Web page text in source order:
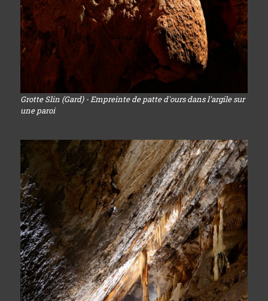
Grotte Slin (Gard) - Empreinte de patte d'ours dans l'argile sur
une paroi